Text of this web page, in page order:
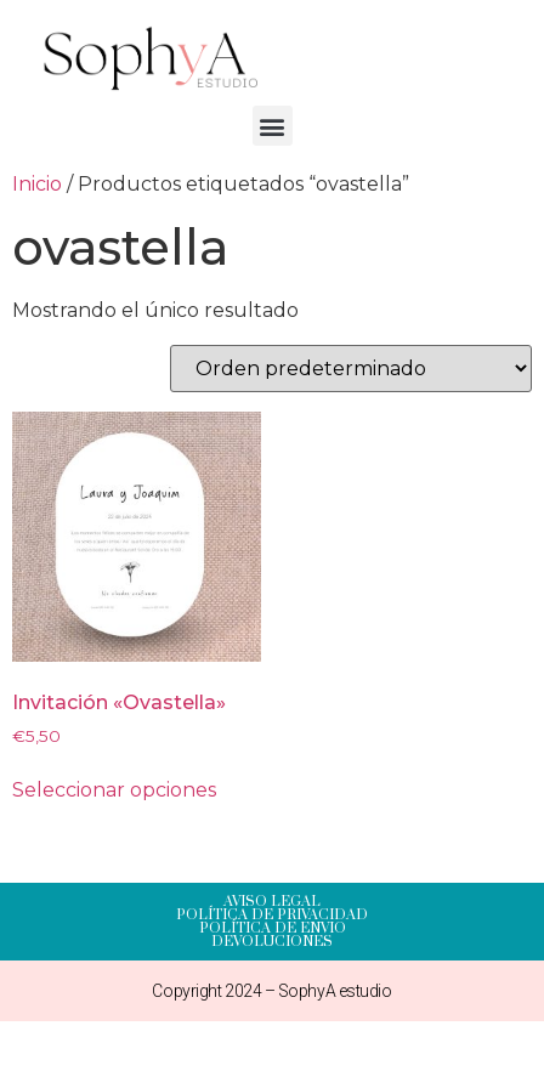
Inicio / Productos etiquetados “ovastella”
ovastella
Mostrando el único resultado
Invitación «Ovastella»
€5,50
Seleccionar opciones
AVISO LEGAL
POLÍTICA DE PRIVACIDAD
POLÍTICA DE ENVIO
DEVOLUCIONES
Copyright 2024 – SophyA estudio